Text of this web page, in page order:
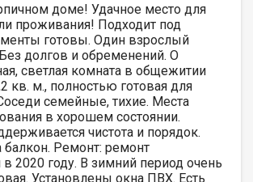
доме! Удачное место для
проживания! Подходит под
готовы. Один взрослый
долгов и обременений. О
светлая комната в общежитии
кв. м., полностью готовая для
семейные, тихие. Места
в хорошем состоянии.
чистота и порядок.
балкон. Ремонт: ремонт
в 2020 году. В зимний период очень
Установлены окна ПВХ. Есть